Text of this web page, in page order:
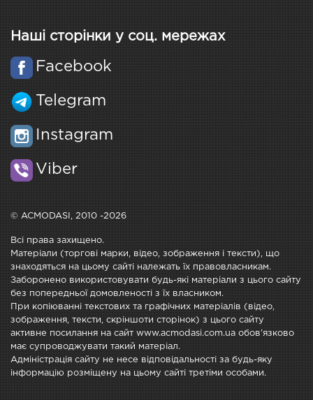
Наші сторінки у соц. мережах
Facebook
Telegram
Instagram
Viber
© ACMODASI, 2010 -2026
Всі права захищено.
Матеріали (торгові марки, відео, зображення і тексти), що
знаходяться на цьому сайті належать їх правовласникам.
Заборонено використовувати будь-які матеріали з цього сайту
без попередньої домовленості з їх власником.
При копіюванні текстових та графічних матеріалів (відео,
зображення, тексти, скріншоти сторінок) з цього сайту
активне посилання на сайт www.acmodasi.com.ua обов'язково
має супроводжувати такий матеріал.
Адміністрація сайту не несе відповідальності за будь-яку
інформацію розміщену на цьому сайті третіми особами.